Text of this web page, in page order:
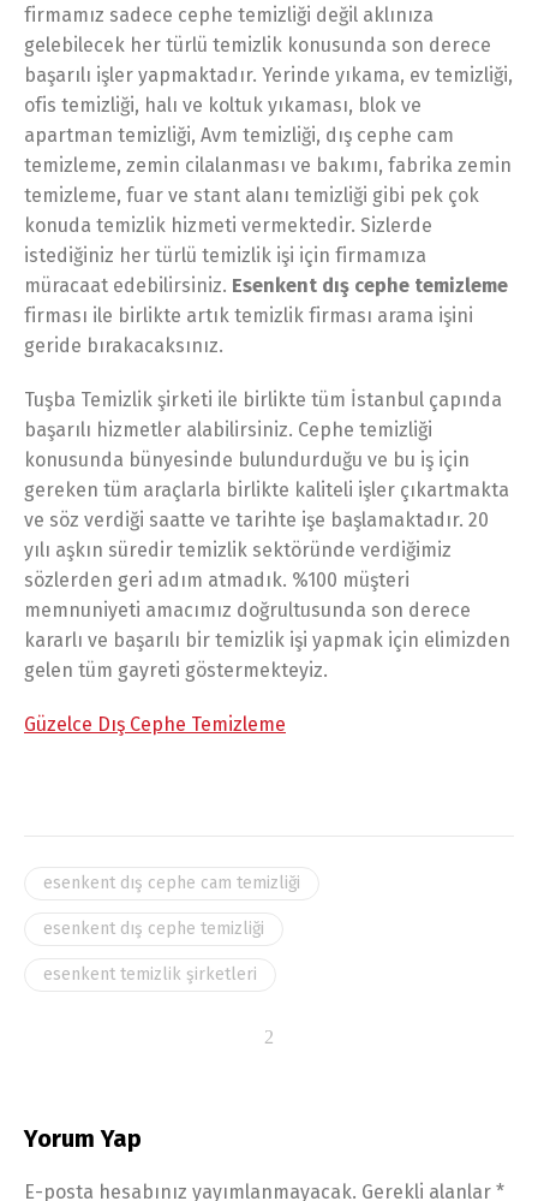
firmamız sadece cephe temizliği değil aklınıza
gelebilecek her türlü temizlik konusunda son derece
başarılı işler yapmaktadır. Yerinde yıkama, ev temizliği,
ofis temizliği, halı ve koltuk yıkaması, blok ve
apartman temizliği, Avm temizliği, dış cephe cam
temizleme, zemin cilalanması ve bakımı, fabrika zemin
temizleme, fuar ve stant alanı temizliği gibi pek çok
konuda temizlik hizmeti vermektedir. Sizlerde
istediğiniz her türlü temizlik işi için firmamıza
müracaat edebilirsiniz. Esenkent dış cephe temizleme
firması ile birlikte artık temizlik firması arama işini
geride bırakacaksınız.
Tuşba Temizlik şirketi ile birlikte tüm İstanbul çapında
başarılı hizmetler alabilirsiniz. Cephe temizliği
konusunda bünyesinde bulundurduğu ve bu iş için
gereken tüm araçlarla birlikte kaliteli işler çıkartmakta
ve söz verdiği saatte ve tarihte işe başlamaktadır. 20
yılı aşkın süredir temizlik sektöründe verdiğimiz
sözlerden geri adım atmadık. %100 müşteri
memnuniyeti amacımız doğrultusunda son derece
kararlı ve başarılı bir temizlik işi yapmak için elimizden
gelen tüm gayreti göstermekteyiz.
Güzelce Dış Cephe Temizleme
esenkent dış cephe cam temizliği
esenkent dış cephe temizliği
esenkent temizlik şirketleri
Yorum Yap
E-posta hesabınız yayımlanmayacak. Gerekli alanlar *